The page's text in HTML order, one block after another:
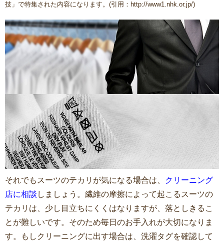
技」で特集された内容になります。(引用：http://www1.nhk.or.jp/)
それでもスーツのテカリが気になる場合は、
クリーニング
店に相談 しましょう。繊維の摩擦によって起こるスーツの
テカリは、少し目立ちにくくはなりますが、落としきるこ
とが難しいです。そのため毎日のお手入れが大切になりま
す。もしクリーニングに出す場合は、洗濯タグを確認して